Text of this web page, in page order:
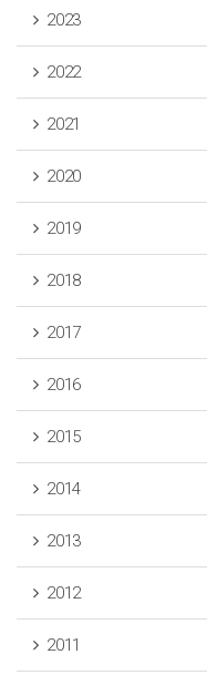
2023
2022
2021
2020
2019
2018
2017
2016
2015
2014
2013
2012
2011